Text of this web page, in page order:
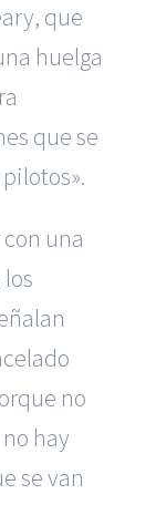
que
huelga
que se
una
no
hay
se van
|Reclamación